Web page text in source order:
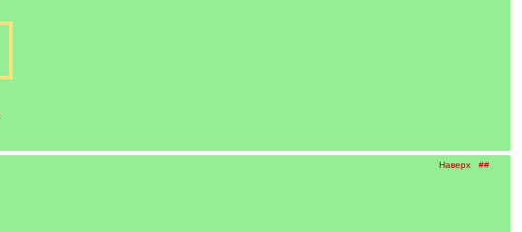
Наверх ##